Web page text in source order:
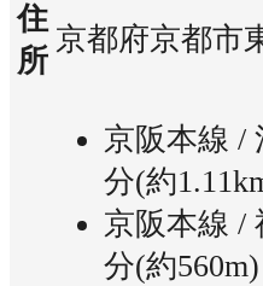
住
所
京都府京都市
京阪本線 /
分(約
京阪本線 /
分(約560m)